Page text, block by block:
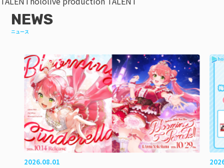
NEWS
ニュース
2026.08.01